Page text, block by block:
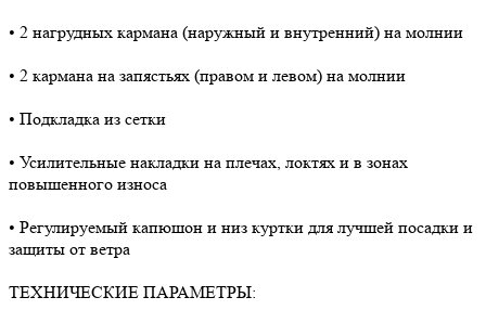
• 2 нагрудных кармана (наружный и внутренний) на молнии
• 2 кармана на запястьях (правом и левом) на молнии
• Подкладка из сетки
• Усилительные накладки на плечах, локтях и в зонах
повышенного износа
• Регулируемый капюшон и низ куртки для лучшей посадки и
защиты от ветра
ТЕХНИЧЕСКИЕ ПАРАМЕТРЫ: